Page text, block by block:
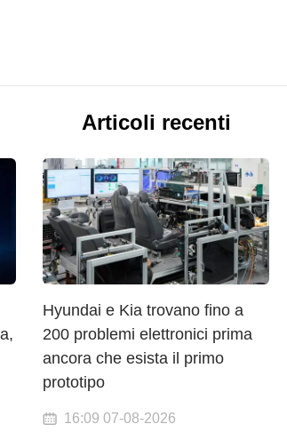
Articoli recenti
Hyundai e Kia trovano fino a
200 problemi elettronici prima
ancora che esista il primo
prototipo
16:09 07-08-2026